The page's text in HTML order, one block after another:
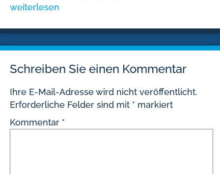
weiterlesen
Schreiben Sie einen Kommentar
Ihre E-Mail-Adresse wird nicht veröffentlicht.
Erforderliche Felder sind mit * markiert
Kommentar *